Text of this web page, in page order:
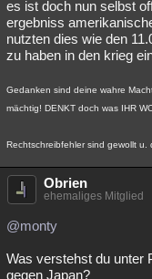
es ist doch nun selbst
ergebniss
nutzten dies wie den
zu haben in den krieg
Gedanken sind deine wahre
mächtig! DENKT doch was IHR
Rechtschreibfehler sind gewollt
Obrien
ehemaliges Mitglied
@monty
Was verstehst du unter
gegen Japan?